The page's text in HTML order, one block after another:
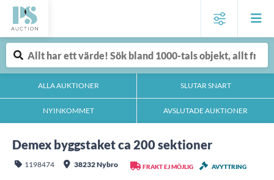
ALLA AUKTIONER SLUTAR SNART
NYINKOMMET AVSLUTADE AUKTIONER
Demex byggstaket ca 200 sektioner
1198474 38232 Nybro FRAKT EJ MÖJLIG AVYTTRING